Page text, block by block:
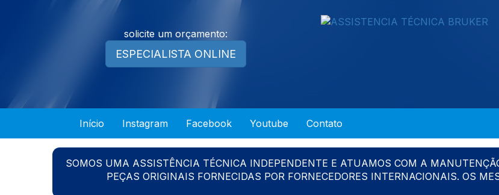
solicite um orçamento:
ESPECIALISTA ONLINE
Início Instagram Facebook Youtube Contato
SOMOS UMA ASSISTÊNCIA TÉCNICA INDEPENDENTE E ATUAMOS COM A
PEÇAS ORIGINAIS FORNECIDAS POR FORNECEDORES INTERNACIONAIS. OS